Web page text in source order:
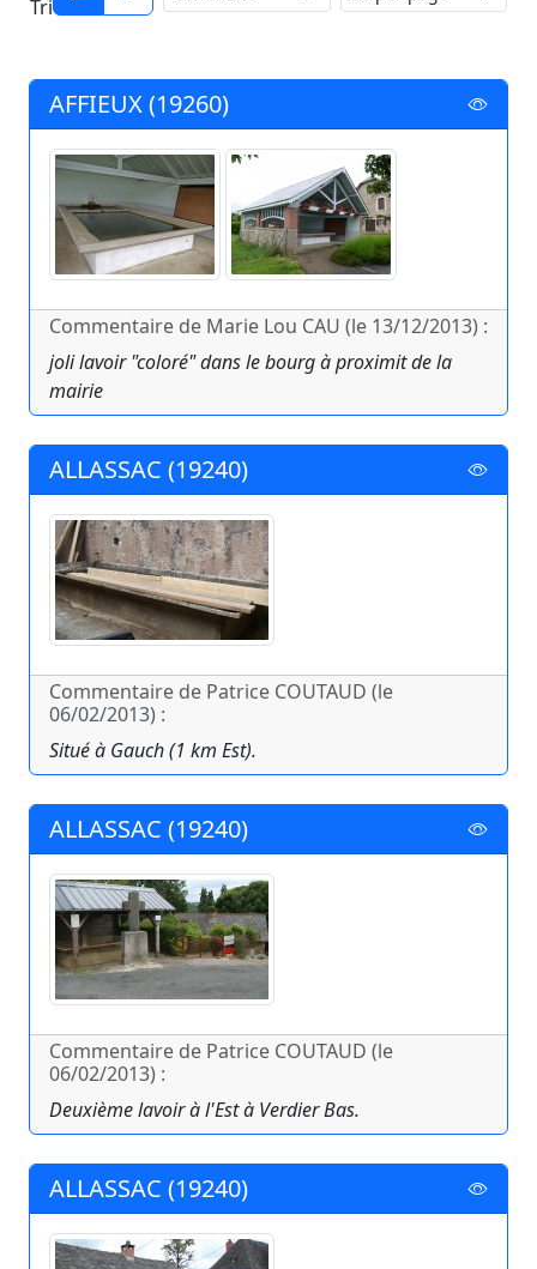
Tri
AFFIEUX (19260)
Commentaire de Marie Lou CAU (le 13/12/2013) :
joli lavoir "coloré" dans le bourg à proximit de la
mairie
ALLASSAC (19240)
Commentaire de Patrice COUTAUD (le
06/02/2013) :
Situé à Gauch (1 km Est).
ALLASSAC (19240)
Commentaire de Patrice COUTAUD (le
06/02/2013) :
Deuxième lavoir à l'Est à Verdier Bas.
ALLASSAC (19240)